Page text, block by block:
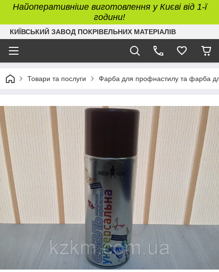
Найоперативніше виготовлення у Києві від 1-ї
години!
КИЇВСЬКИЙ ЗАВОД ПОКРІВЕЛЬНИХ МАТЕРІАЛІВ
Товари та послуги Фарба для профнастилу та фарба